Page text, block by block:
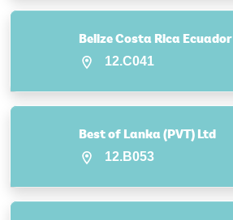
Belize Costa Rica Ecuador
12.C041
Best of Lanka (PVT) Ltd
12.B053